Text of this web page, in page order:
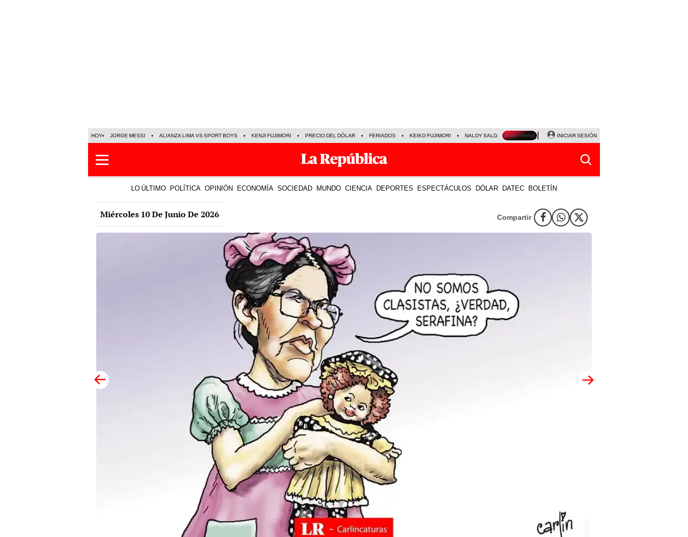
HOY JORGE MESSI ALIANZA LIMA VS SPORT BOYS KENJI FUJIMORI PRECIO DEL DÓLAR FERIADOS KEIKO FUJIMORI NALDY SALDAÑA JAVIER MILEI PARTIDOS DE HOY
INICIAR SESIÓN
LO ÚLTIMO POLÍTICA OPINIÓN ECONOMÍA SOCIEDAD MUNDO CIENCIA DEPORTES ESPECTÁCULOS DÓLAR DATEC BOLETÍN
Miércoles 10 De Junio De 2026